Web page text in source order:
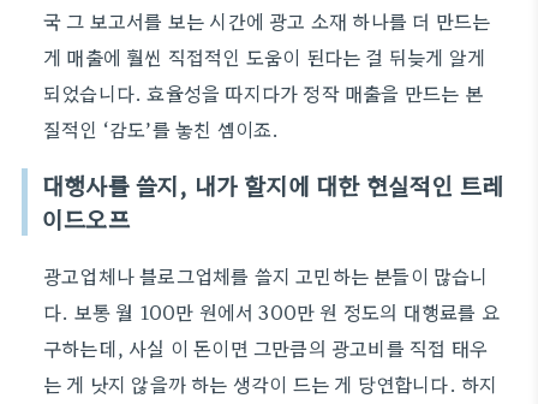
국 그 보고서를 보는 시간에 광고 소재 하나를 더 만드는
게 매출에 훨씬 직접적인 도움이 된다는 걸 뒤늦게 알게
되었습니다. 효율성을 따지다가 정작 매출을 만드는 본
질적인 ‘감도’를 놓친 셈이죠.
대행사를 쓸지, 내가 할지에 대한 현실적인 트레
이드오프
광고업체나 블로그업체를 쓸지 고민하는 분들이 많습니
다. 보통 월 100만 원에서 300만 원 정도의 대행료를 요
구하는데, 사실 이 돈이면 그만큼의 광고비를 직접 태우
는 게 낫지 않을까 하는 생각이 드는 게 당연합니다. 하지